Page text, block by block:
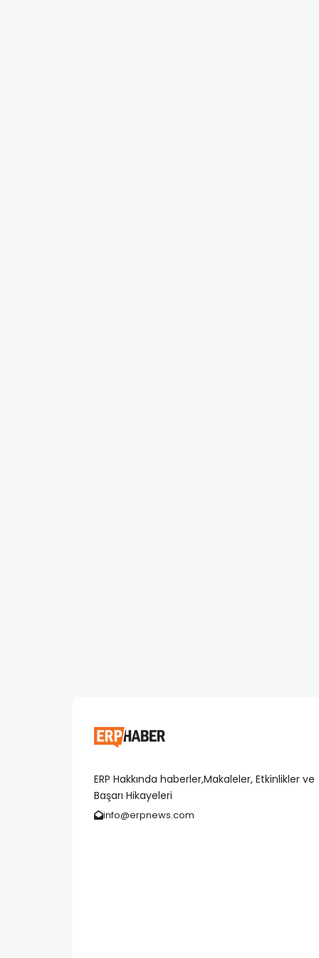
ERP Hakkında haberler,Makaleler, Etkinlikler ve
Başarı Hikayeleri
info@erpnews.com